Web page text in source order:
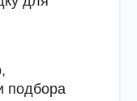
подбора